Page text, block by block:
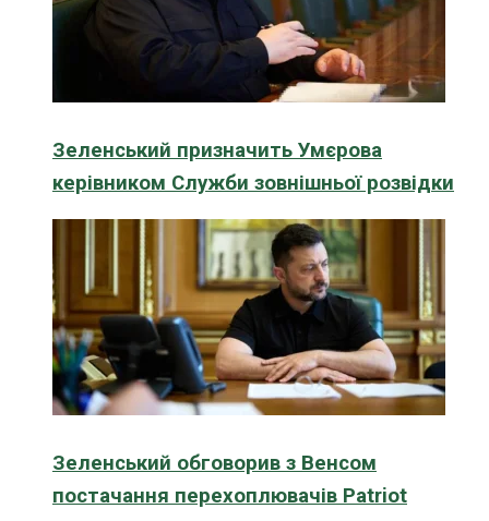
Зеленський призначить Умєрова
керівником Служби зовнішньої розвідки
Зеленський обговорив з Венсом
постачання перехоплювачів Patriot